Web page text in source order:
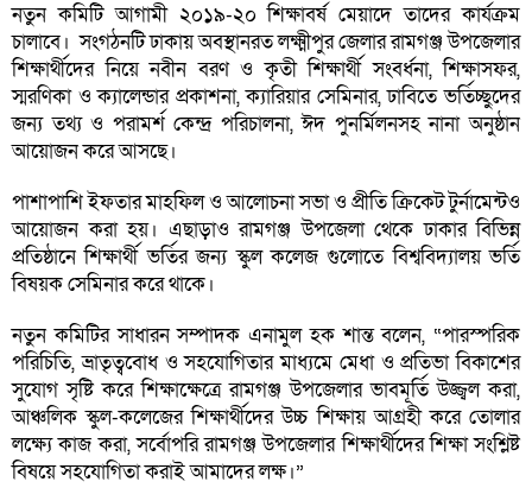
নতুন কমিটি আগামী ২০১৯-২০ শিক্ষাবর্ষ মেয়াদে তাদের কার্যক্রম
চালাবে। সংগঠনটি ঢাকায় অবস্থানরত লক্ষ্মীপুর জেলার রামগঞ্জ উপজেলার
শিক্ষার্থীদের নিয়ে নবীন বরণ ও কৃতী শিক্ষার্থী সংবর্ধনা, শিক্ষাসফর,
স্মরণিকা ও ক্যালেন্ডার প্রকাশনা, ক্যারিয়ার সেমিনার, ঢাবিতে ভর্তিচ্ছুদের
জন্য তথ্য ও পরামর্শ কেন্দ্র পরিচালনা, ঈদ পুনর্মিলনসহ নানা অনুষ্ঠান
আয়োজন করে আসছে।
পাশাপাশি ইফতার মাহফিল ও আলোচনা সভা ও প্রীতি ক্রিকেট টুর্নামেন্টও
আয়োজন করা হয়। এছাড়াও রামগঞ্জ উপজেলা থেকে ঢাকার বিভিন্ন
প্রতিষ্ঠানে শিক্ষার্থী ভর্তির জন্য স্কুল কলেজ গুলোতে বিশ্ববিদ্যালয় ভর্তি
বিষয়ক সেমিনার করে থাকে।
নতুন কমিটির সাধারন সম্পাদক এনামুল হক শান্ত বলেন, “পারস্পরিক
পরিচিতি, ভ্রাতৃত্ববোধ ও সহযোগিতার মাধ্যমে মেধা ও প্রতিভা বিকাশের
সুযোগ সৃষ্টি করে শিক্ষাক্ষেত্রে রামগঞ্জ উপজেলার ভাবমূর্তি উজ্জ্বল করা,
আঞ্চলিক স্কুল-কলেজের শিক্ষার্থীদের উচ্চ শিক্ষায় আগ্রহী করে তোলার
লক্ষ্যে কাজ করা, সর্বোপরি রামগঞ্জ উপজেলার শিক্ষার্থীদের শিক্ষা সংশ্লিষ্ট
বিষয়ে সহযোগিতা করাই আমাদের লক্ষ।”